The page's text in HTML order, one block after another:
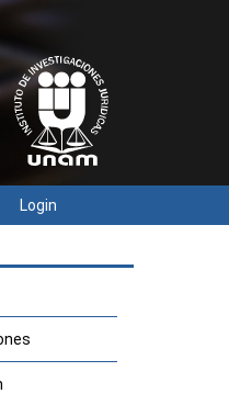
Login